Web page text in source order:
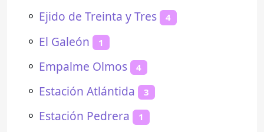
⚬ Ejido de Treinta y Tres 4
⚬ El Galeón 1
⚬ Empalme Olmos 4
⚬ Estación Atlántida 3
⚬ Estación Pedrera 1